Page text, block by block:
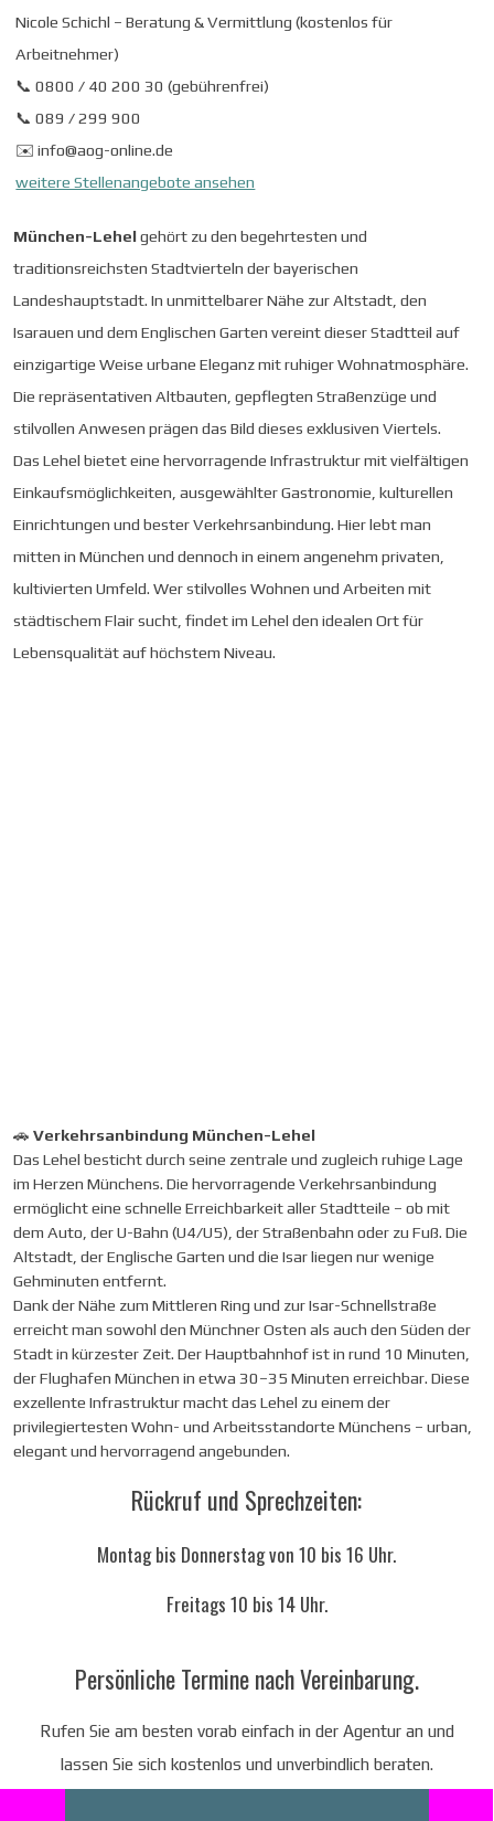
Nicole Schichl – Beratung & Vermittlung (kostenlos für
Arbeitnehmer)
📞 0800 / 40 200 30 (gebührenfrei)
📞 089 / 299 900
✉️ info@aog-online.de
weitere Stellenangebote ansehen
München-Lehelgehört zu den begehrtesten und
traditionsreichsten Stadtvierteln der bayerischen
Landeshauptstadt. In unmittelbarer Nähe zur Altstadt, den
Isarauen und dem Englischen Garten vereint dieser Stadtteil auf
einzigartige Weise urbane Eleganz mit ruhiger Wohnatmosphäre.
Die repräsentativen Altbauten, gepflegten Straßenzüge und
stilvollen Anwesen prägen das Bild dieses exklusiven Viertels.
Das Lehel bietet eine hervorragende Infrastruktur mit vielfältigen
Einkaufsmöglichkeiten, ausgewählter Gastronomie, kulturellen
Einrichtungen und bester Verkehrsanbindung. Hier lebt man
mitten in München und dennoch in einem angenehm privaten,
kultivierten Umfeld. Wer stilvolles Wohnen und Arbeiten mit
städtischem Flair sucht, findet im Lehel den idealen Ort für
Lebensqualität auf höchstem Niveau.
🚗 Verkehrsanbindung München-Lehel
Das Lehel besticht durch seine zentrale und zugleich ruhige Lage
im Herzen Münchens. Die hervorragende Verkehrsanbindung
ermöglicht eine schnelle Erreichbarkeit aller Stadtteile – ob mit
dem Auto, der U-Bahn (U4/U5), der Straßenbahn oder zu Fuß. Die
Altstadt, der Englische Garten und die Isar liegen nur wenige
Gehminuten entfernt.
Dank der Nähe zum Mittleren Ring und zur Isar-Schnellstraße
erreicht man sowohl den Münchner Osten als auch den Süden der
Stadt in kürzester Zeit. Der Hauptbahnhof ist in rund 10 Minuten,
der Flughafen München in etwa 30–35 Minuten erreichbar. Diese
exzellente Infrastruktur macht das Lehel zu einem der
privilegiertesten Wohn- und Arbeitsstandorte Münchens – urban,
elegant und hervorragend angebunden.
Rückruf und Sprechzeiten:
Montag bis Donnerstag von 10 bis 16 Uhr.
Freitags 10 bis 14 Uhr.
Persönliche Termine nach Vereinbarung.
Rufen Sie am besten vorab einfach in der Agentur an und
lassen Sie sich kostenlos und unverbindlich beraten.